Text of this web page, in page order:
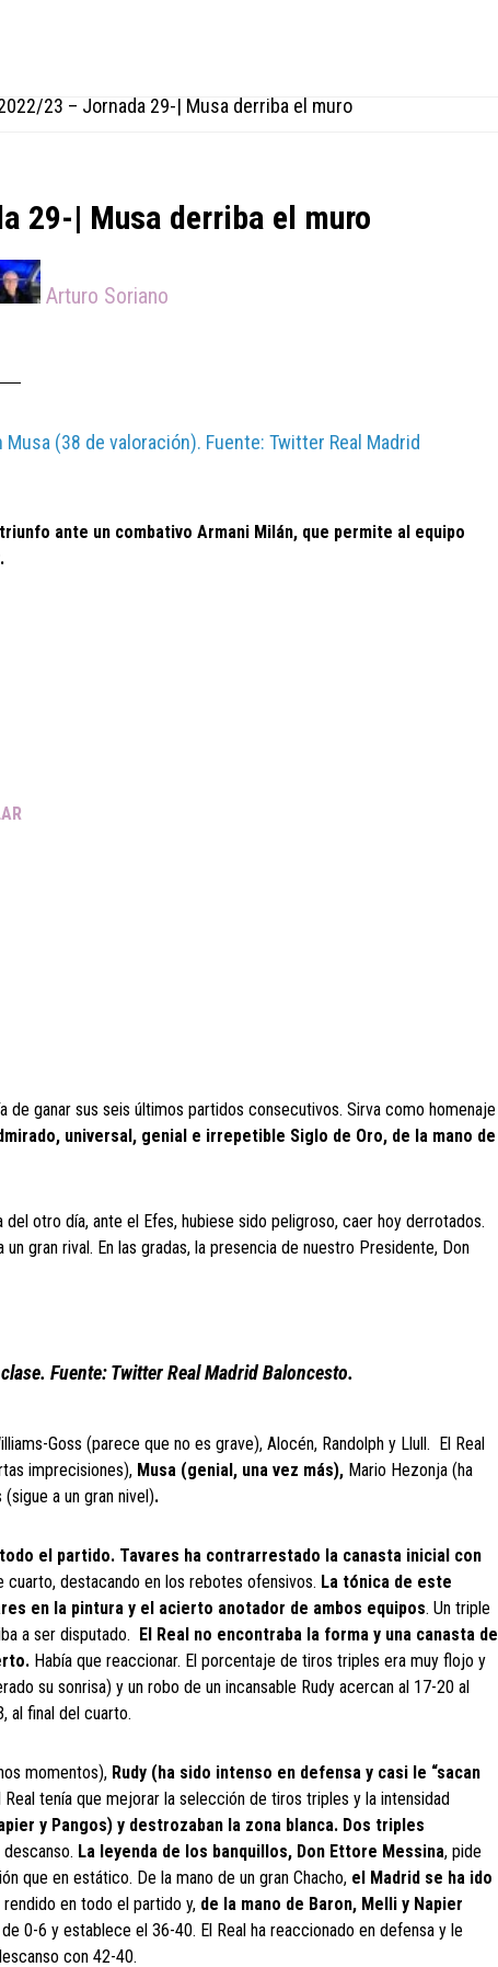
23 – Jornada 29-| Musa derriba el muro
29-| Musa derriba el muro
Arturo Soriano
(38 de valoración). Fuente: Twitter Real Madrid
ante un combativo Armani Milán, que permite al equipo
de ganar sus seis últimos partidos consecutivos. Sirva como homenaje
universal, genial e irrepetible Siglo de Oro, de la mano de
otro día, ante el Efes, hubiese sido peligroso, caer hoy derrotados.
gran rival. En las gradas, la presencia de nuestro Presidente, Don
Fuente: Twitter Real Madrid Baloncesto.
Goss (parece que no es grave), Alocén, Randolph y Llull. El Real
imprecisiones), Musa (genial, una vez más), Mario Hezonja (ha
a un gran nivel).
el partido. Tavares ha contrarrestado la canasta inicial con
destacando en los rebotes ofensivos. La tónica de este
en la pintura y el acierto anotador de ambos equipos. Un triple
a ser disputado. El Real no encontraba la forma y una canasta de
Había que reaccionar. El porcentaje de tiros triples era muy flojo y
su sonrisa) y un robo de un incansable Rudy acercan al 17-20 al
al final del cuarto.
momentos), Rudy (ha sido intenso en defensa y casi le “sacan
tenía que mejorar la selección de tiros triples y la intensidad
y Pangos) y destrozaban la zona blanca. Dos triples
La leyenda de los banquillos, Don Ettore Messina, pide
que en estático. De la mano de un gran Chacho, el Madrid se ha ido
en todo el partido y, de la mano de Baron, Melli y Napier
0-6 y establece el 36-40. El Real ha reaccionado en defensa y le
con 42-40.